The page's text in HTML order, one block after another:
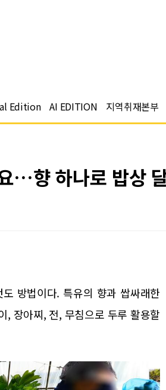
Edition AI EDITION 지역취재본부
…향 하나로 밥상
방법이다. 특유의 향과 쌉싸래한
, 장아찌, 전, 무침으로 두루 활용할